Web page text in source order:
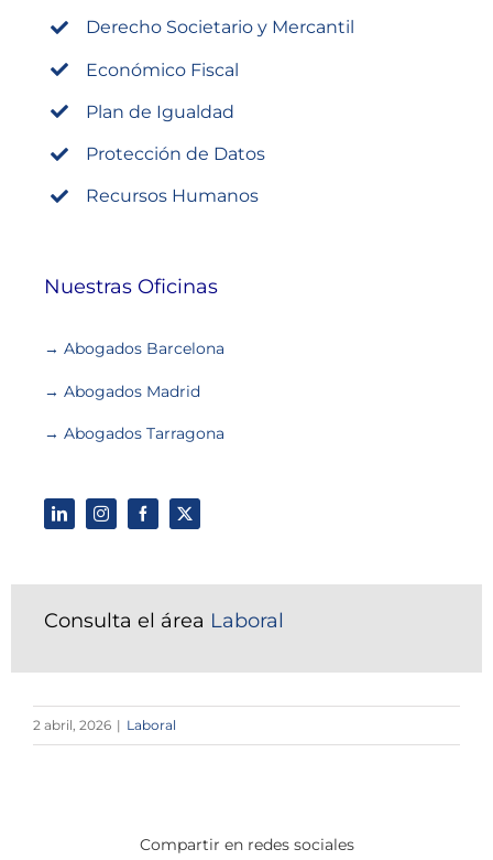
Derecho Societario y Mercantil
Económico Fiscal
Plan de Igualdad
Protección de Datos
Recursos Humanos
Nuestras Oficinas
→ Abogados Barcelona
→ Abogados Madrid
→ Abogados Tarragona
Consulta el área Laboral
2 abril, 2026 | Laboral
Compartir en redes sociales